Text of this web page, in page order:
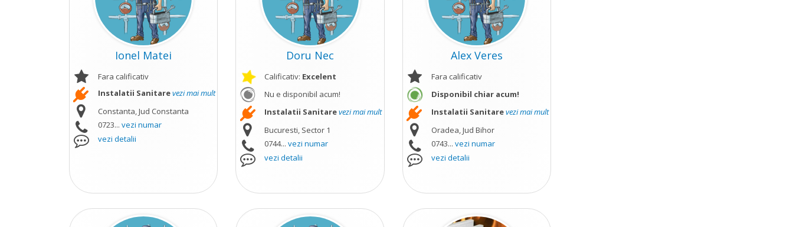
Ionel Matei
Fara calificativ
Instalatii Sanitarevezi mai mult
Constanta, Jud Constanta
0723... vezi numar
vezi detalii
Doru Nec
Calificativ: Excelent
Nu e disponibil acum!
Instalatii Sanitarevezi mai mult
Bucuresti, Sector 1
0744...vezi numar
vezi detalii
Alex Veres
Fara calificativ
Disponibil chiar acum!
Instalatii Sanitarevezi mai mult
Oradea, Jud Bihor
0743... vezi numar
vezi detalii